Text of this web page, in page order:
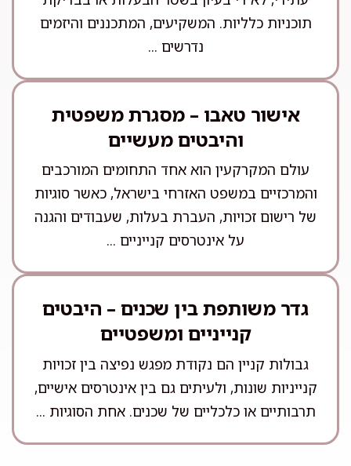
תוכניות כלליות. המשקיעים, המתכננים והיזמים
נדרשים ...
אישור טאבו – מסגרת משפטית
והיבטים מעשיים
עולם המקרקעין הוא אחד התחומים המורכבים
והמרכזיים במשפט האזרחי בישראל, כאשר סוגיות
של רישום זכויות, העברת בעלות, שעבודים והגנה
על אינטרסים קנייניים ...
גדר משותפת בין שכנים – היבטים
קנייניים ומשפטיים
גבולות קניין הם נקודת מפגש נפיצה בין זכויות
קנייניות שונות, ולעיתים גם בין אינטרסים אישיים,
תרבותיים או כלכליים של שכנים. אחת הסוגיות ...